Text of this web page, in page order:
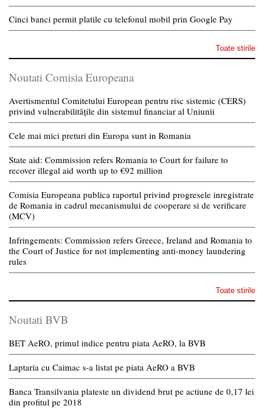
Cinci banci permit platile cu telefonul mobil prin Google Pay
Toate stirile
Noutati Comisia Europeana
Avertismentul Comitetului European pentru risc sistemic (CERS)
privind vulnerabilitățile din sistemul financiar al Uniunii
Cele mai mici preturi din Europa sunt in Romania
State aid: Commission refers Romania to Court for failure to
recover illegal aid worth up to €92 million
Comisia Europeana publica raportul privind progresele inregistrate
de Romania in cadrul mecanismului de cooperare si de verificare
(MCV)
Infringements: Commission refers Greece, Ireland and Romania to
the Court of Justice for not implementing anti-money laundering
rules
Toate stirile
Noutati BVB
BET AeRO, primul indice pentru piata AeRO, la BVB
Laptaria cu Caimac s-a listat pe piata AeRO a BVB
Banca Transilvania plateste un dividend brut pe actiune de 0,17 lei
din profitul pe 2018